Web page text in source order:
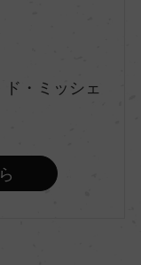
・ミッシェ